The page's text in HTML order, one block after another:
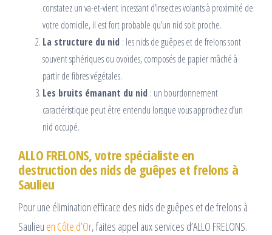
constatez un va-et-vient incessant d’insectes volants à proximité de
votre domicile, il est fort probable qu’un nid soit proche.
La structure du nid : les nids de guêpes et de frelons sont
souvent sphériques ou ovoïdes, composés de papier mâché à
partir de fibres végétales.
Les bruits émanant du nid : un bourdonnement
caractéristique peut être entendu lorsque vous approchez d’un
nid occupé.
ALLO FRELONS, votre spécialiste en
destruction des nids de guêpes et frelons à
Saulieu
Pour une élimination efficace des nids de guêpes et de frelons à
Saulieu en Côte d’Or, faites appel aux services d’ALLO FRELONS.